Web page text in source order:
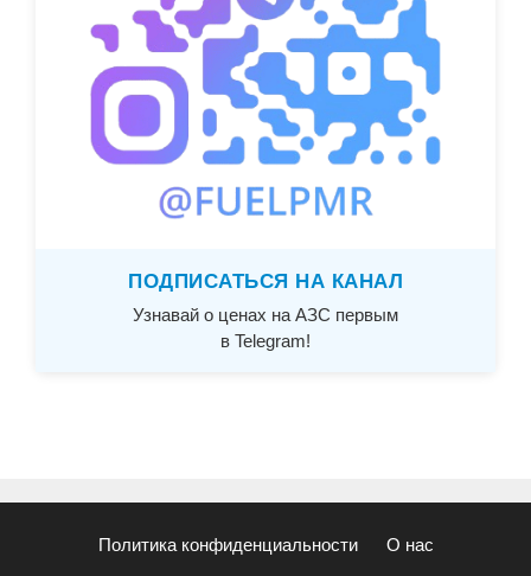
ПОДПИСАТЬСЯ НА КАНАЛ
Узнавай о ценах на АЗС первым
в Telegram!
Политика конфиденциальности О нас